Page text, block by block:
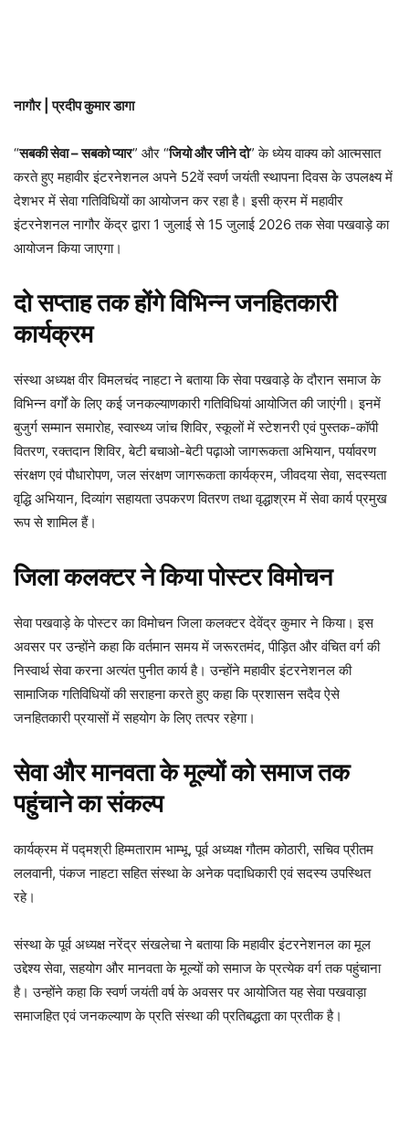
नागौर | प्रदीप कुमार डागा
“सबकी सेवा – सबको प्यार” और “जियो और जीने दो” के ध्येय वाक्य को आत्मसात
करते हुए महावीर इंटरनेशनल अपने 52वें स्वर्ण जयंती स्थापना दिवस के उपलक्ष्य में
देशभर में सेवा गतिविधियों का आयोजन कर रहा है। इसी क्रम में महावीर
इंटरनेशनल नागौर केंद्र द्वारा 1 जुलाई से 15 जुलाई 2026 तक सेवा पखवाड़े का
आयोजन किया जाएगा।
दो सप्ताह तक होंगे विभिन्न जनहितकारी
कार्यक्रम
संस्था अध्यक्ष वीर विमलचंद नाहटा ने बताया कि सेवा पखवाड़े के दौरान समाज के
विभिन्न वर्गों के लिए कई जनकल्याणकारी गतिविधियां आयोजित की जाएंगी। इनमें
बुजुर्ग सम्मान समारोह, स्वास्थ्य जांच शिविर, स्कूलों में स्टेशनरी एवं पुस्तक-कॉपी
वितरण, रक्तदान शिविर, बेटी बचाओ-बेटी पढ़ाओ जागरूकता अभियान, पर्यावरण
संरक्षण एवं पौधारोपण, जल संरक्षण जागरूकता कार्यक्रम, जीवदया सेवा, सदस्यता
वृद्धि अभियान, दिव्यांग सहायता उपकरण वितरण तथा वृद्धाश्रम में सेवा कार्य प्रमुख
रूप से शामिल हैं।
जिला कलक्टर ने किया पोस्टर विमोचन
सेवा पखवाड़े के पोस्टर का विमोचन जिला कलक्टर देवेंद्र कुमार ने किया। इस
अवसर पर उन्होंने कहा कि वर्तमान समय में जरूरतमंद, पीड़ित और वंचित वर्ग की
निस्वार्थ सेवा करना अत्यंत पुनीत कार्य है। उन्होंने महावीर इंटरनेशनल की
सामाजिक गतिविधियों की सराहना करते हुए कहा कि प्रशासन सदैव ऐसे
जनहितकारी प्रयासों में सहयोग के लिए तत्पर रहेगा।
सेवा और मानवता के मूल्यों को समाज तक
पहुंचाने का संकल्प
कार्यक्रम में पद्मश्री हिम्मताराम भाम्भू, पूर्व अध्यक्ष गौतम कोठारी, सचिव प्रीतम
ललवानी, पंकज नाहटा सहित संस्था के अनेक पदाधिकारी एवं सदस्य उपस्थित
रहे।
संस्था के पूर्व अध्यक्ष नरेंद्र संखलेचा ने बताया कि महावीर इंटरनेशनल का मूल
उद्देश्य सेवा, सहयोग और मानवता के मूल्यों को समाज के प्रत्येक वर्ग तक पहुंचाना
है। उन्होंने कहा कि स्वर्ण जयंती वर्ष के अवसर पर आयोजित यह सेवा पखवाड़ा
समाजहित एवं जनकल्याण के प्रति संस्था की प्रतिबद्धता का प्रतीक है।